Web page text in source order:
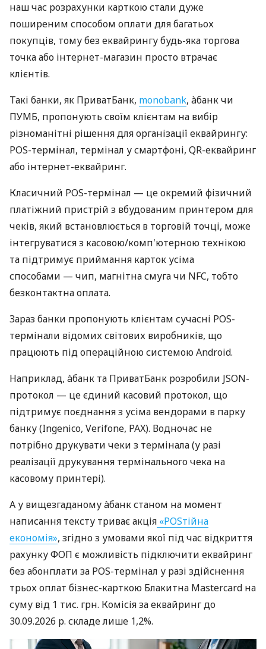
наш час розрахунки карткою стали дуже
поширеним способом оплати для багатьох
покупців, тому без еквайрингу будь-яка торгова
точка або інтернет-магазин просто втрачає
клієнтів.
Такі банки, як ПриватБанк, monobank, àбанк чи
ПУМБ, пропонують своїм клієнтам на вибір
різноманітні рішення для організації еквайрингу:
POS-термінал, термінал у смартфоні, QR-еквайринг
або інтернет-еквайринг.
Класичний POS-термінал — це окремий фізичний
платіжний пристрій з вбудованим принтером для
чеків, який встановлюється в торговій точці, може
інтегруватися з касовою/комп'ютерною технікою
та підтримує приймання карток усіма
способами — чип, магнітна смуга чи NFC, тобто
безконтактна оплата.
Зараз банки пропонують клієнтам сучасні POS-
термінали відомих світових виробників, що
працюють під операційною системою Android.
Наприклад, àбанк та ПриватБанк розробили JSON-
протокол — це єдиний касовий протокол, що
підтримує поєднання з усіма вендорами в парку
банку (Ingenico, Verifone, PAX). Водночас не
потрібно друкувати чеки з термінала (у разі
реалізації друкування термінального чека на
касовому принтері).
А у вищезгаданому àбанк станом на момент
написання тексту триває акція «POSтійна
економія», згідно з умовами якої під час відкриття
рахунку ФОП є можливість підключити еквайринг
без абонплати за POS-термінал у разі здійснення
трьох оплат бізнес-карткою Блакитна Mastercard на
суму від 1 тис. грн. Комісія за еквайринг до
30.09.2026 р. складе лише 1,2%.